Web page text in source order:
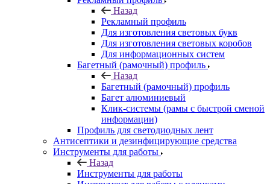
Назад
Рекламный профиль
Для изготовления световых букв
Для изготовления световых коробов
Для информационных систем
Багетный (рамочный) профиль
Назад
Багетный (рамочный) профиль
Багет алюминиевый
Клик-системы (рамы с быстрой сменой
информации)
Профиль для светодиодных лент
Антисептики и дезинфицирующие средства
Инструменты для работы
Назад
Инструменты для работы